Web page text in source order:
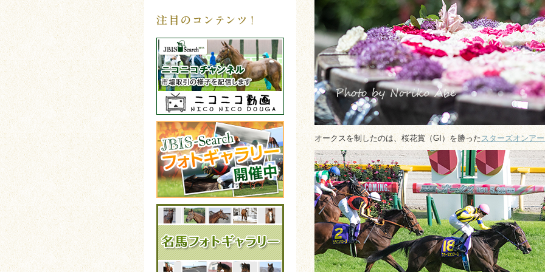
オークスを制したのは、桜花賞（GI）を勝ったスターズオンア